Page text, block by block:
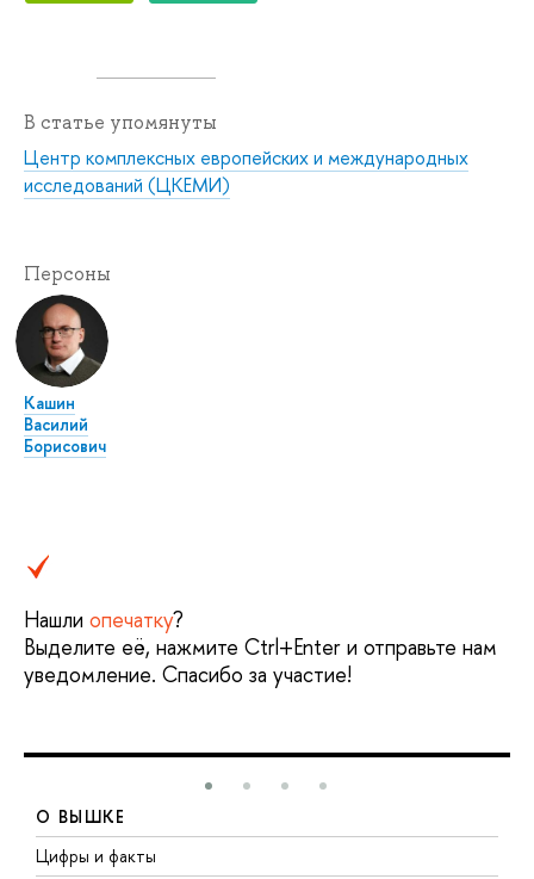
В статье упомянуты
Центр комплексных европейских и международных
исследований (ЦКЕМИ)
Персоны
Кашин
Василий
Борисович
Нашли опечатку?
Выделите её, нажмите Ctrl+Enter и отправьте нам
уведомление. Спасибо за участие!
О ВЫШКЕ
Цифры и факты